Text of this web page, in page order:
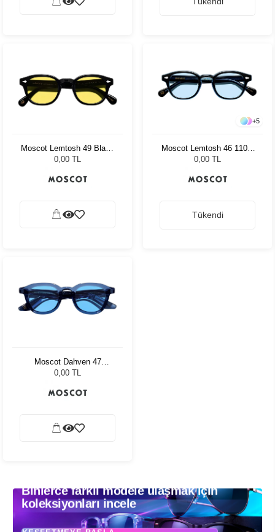
Moscot Lemtosh 49 Black
Mellow Yellow
0,00 TL
+5
Moscot Lemtosh 46 110 Ii
Blue Bel Air Blue
0,00 TL
Tükendi
Moscot Dahven 47
Sapphire Celebrity Blue
0,00 TL
Binlerce farklı modele ulaşmak için koleksiyonları incele - Güneş
Binlerce farklı modele ulaşmak için
koleksiyonları incele